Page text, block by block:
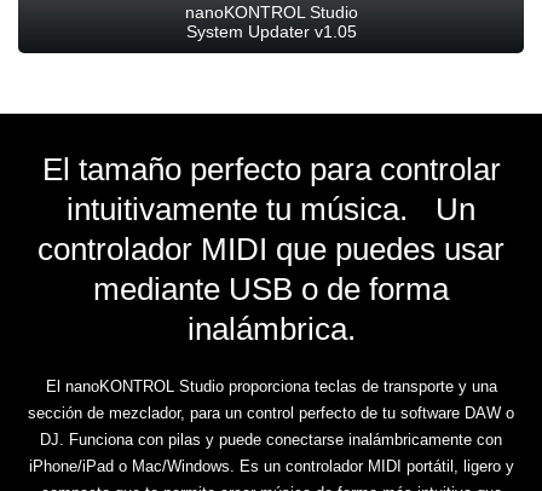
nanoKONTROL Studio
System Updater v1.05
El tamaño perfecto para controlar
intuitivamente tu música. Un
controlador MIDI que puedes usar
mediante USB o de forma
inalámbrica.
El nanoKONTROL Studio proporciona teclas de transporte y una
sección de mezclador, para un control perfecto de tu software DAW o
DJ. Funciona con pilas y puede conectarse inalámbricamente con
iPhone/iPad o Mac/Windows. Es un controlador MIDI portátil, ligero y